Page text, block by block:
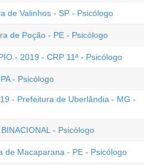
de Valinhos - SP - Psicólogo
de Poção - PE - Psicólogo
- 2019 - CRP 11ª - Psicólogo
- Psicólogo
- Prefeitura de Uberlândia - MG -
- Psicólogo
de Macaparana - PE - Psicólogo